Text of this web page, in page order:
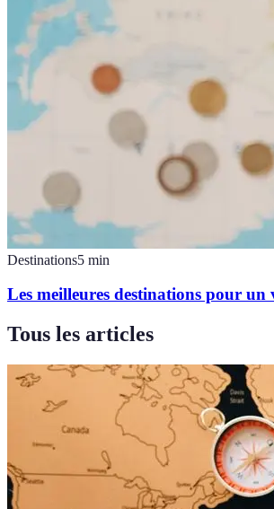
Destinations5 min
Les meilleures destinations pour
Tous les articles